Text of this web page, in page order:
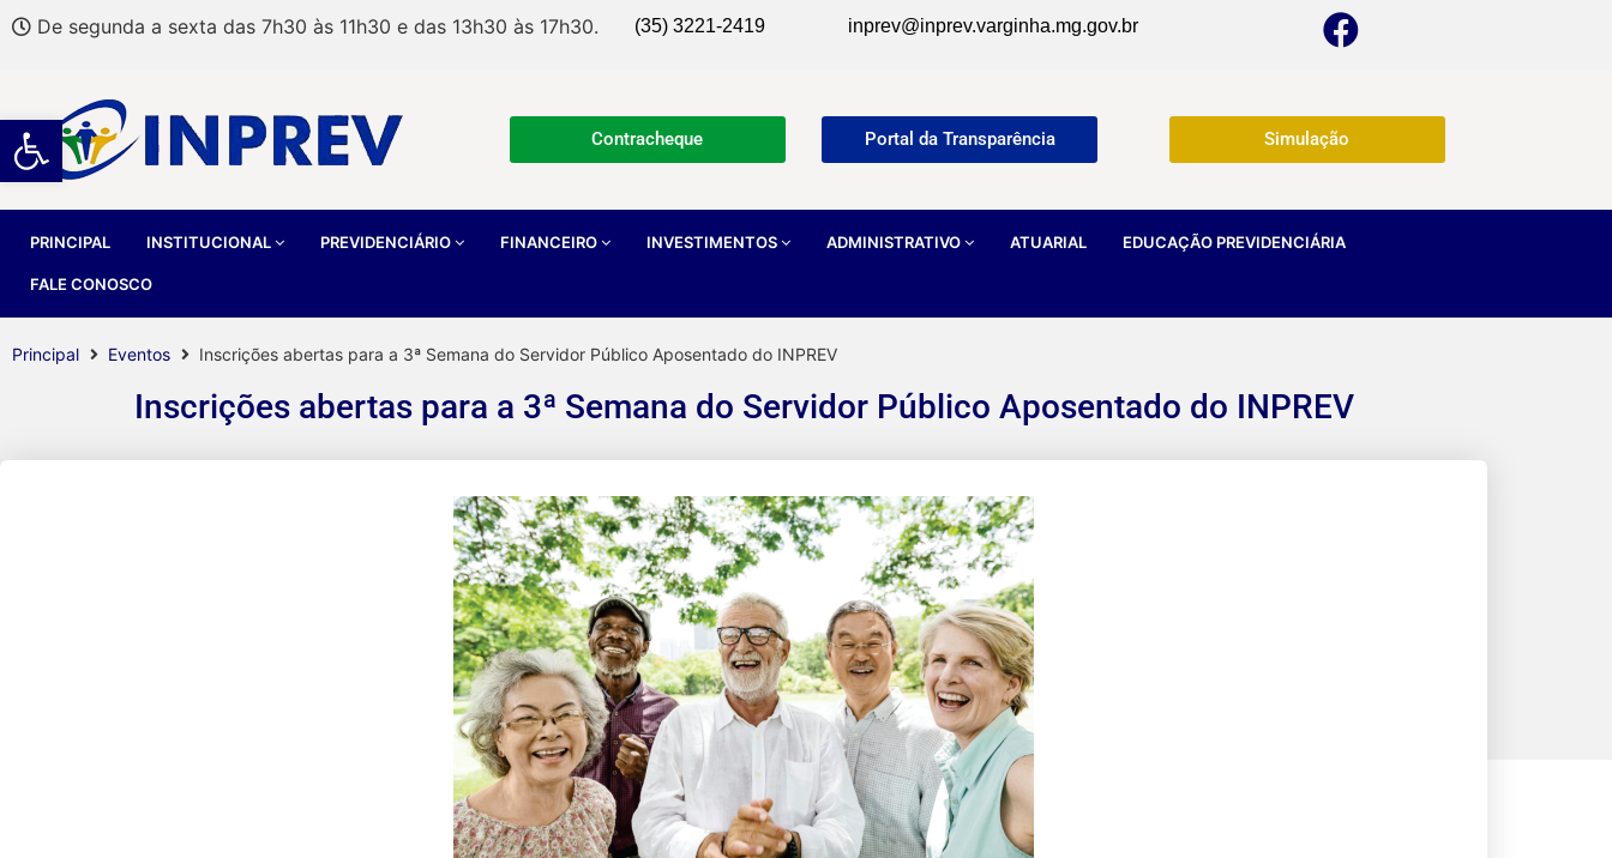
Abrir a barra de ferramentas
De segunda a sexta das 7h30 às 11h30 e das 13h30 às 17h30. (35) 3221-2419 inprev@inprev.varginha.mg.gov.br
Contracheque Portal da Transparência Simulação
PRINCIPAL INSTITUCIONAL PREVIDENCIÁRIO FINANCEIRO INVESTIMENTOS ADMINISTRATIVO ATUARIAL EDUCAÇÃO PREVIDENCIÁRIA
FALE CONOSCO
Principal Eventos Inscrições abertas para a 3ª Semana do Servidor Público Aposentado do INPREV
Inscrições abertas para a 3ª Semana do Servidor Público Aposentado do INPREV